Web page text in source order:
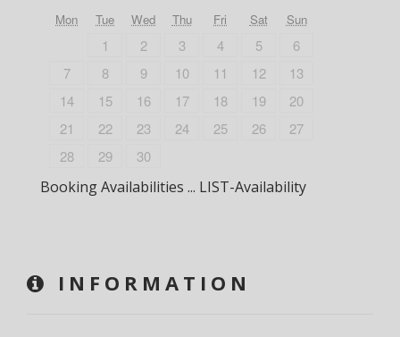
Mon Tue Wed Thu Fri Sat Sun
1 2 3 4 5
6
7
8 9 10 11 12
13
14
15 16 17 18 19
20
21
22 23 24 25 26
27
28
29 30
Booking Availabilities ... LIST-Availability
INFORMATION